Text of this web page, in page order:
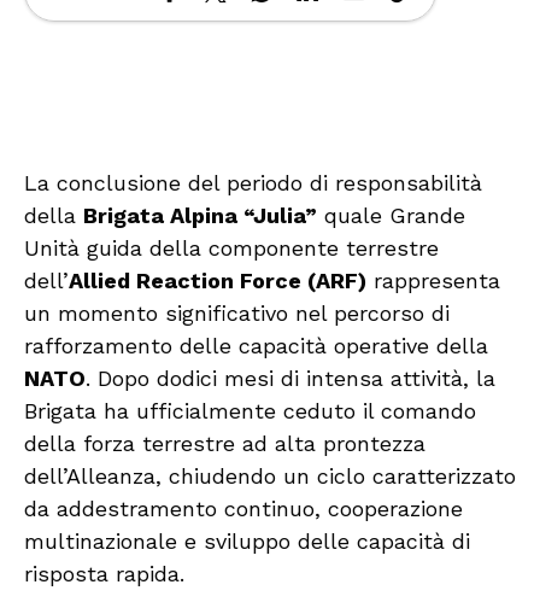
La conclusione del periodo di responsabilità
della Brigata Alpina “Julia” quale Grande
Unità guida della componente terrestre
dell’Allied Reaction Force (ARF) rappresenta
un momento significativo nel percorso di
rafforzamento delle capacità operative della
NATO. Dopo dodici mesi di intensa attività, la
Brigata ha ufficialmente ceduto il comando
della forza terrestre ad alta prontezza
dell’Alleanza, chiudendo un ciclo caratterizzato
da addestramento continuo, cooperazione
multinazionale e sviluppo delle capacità di
risposta rapida.